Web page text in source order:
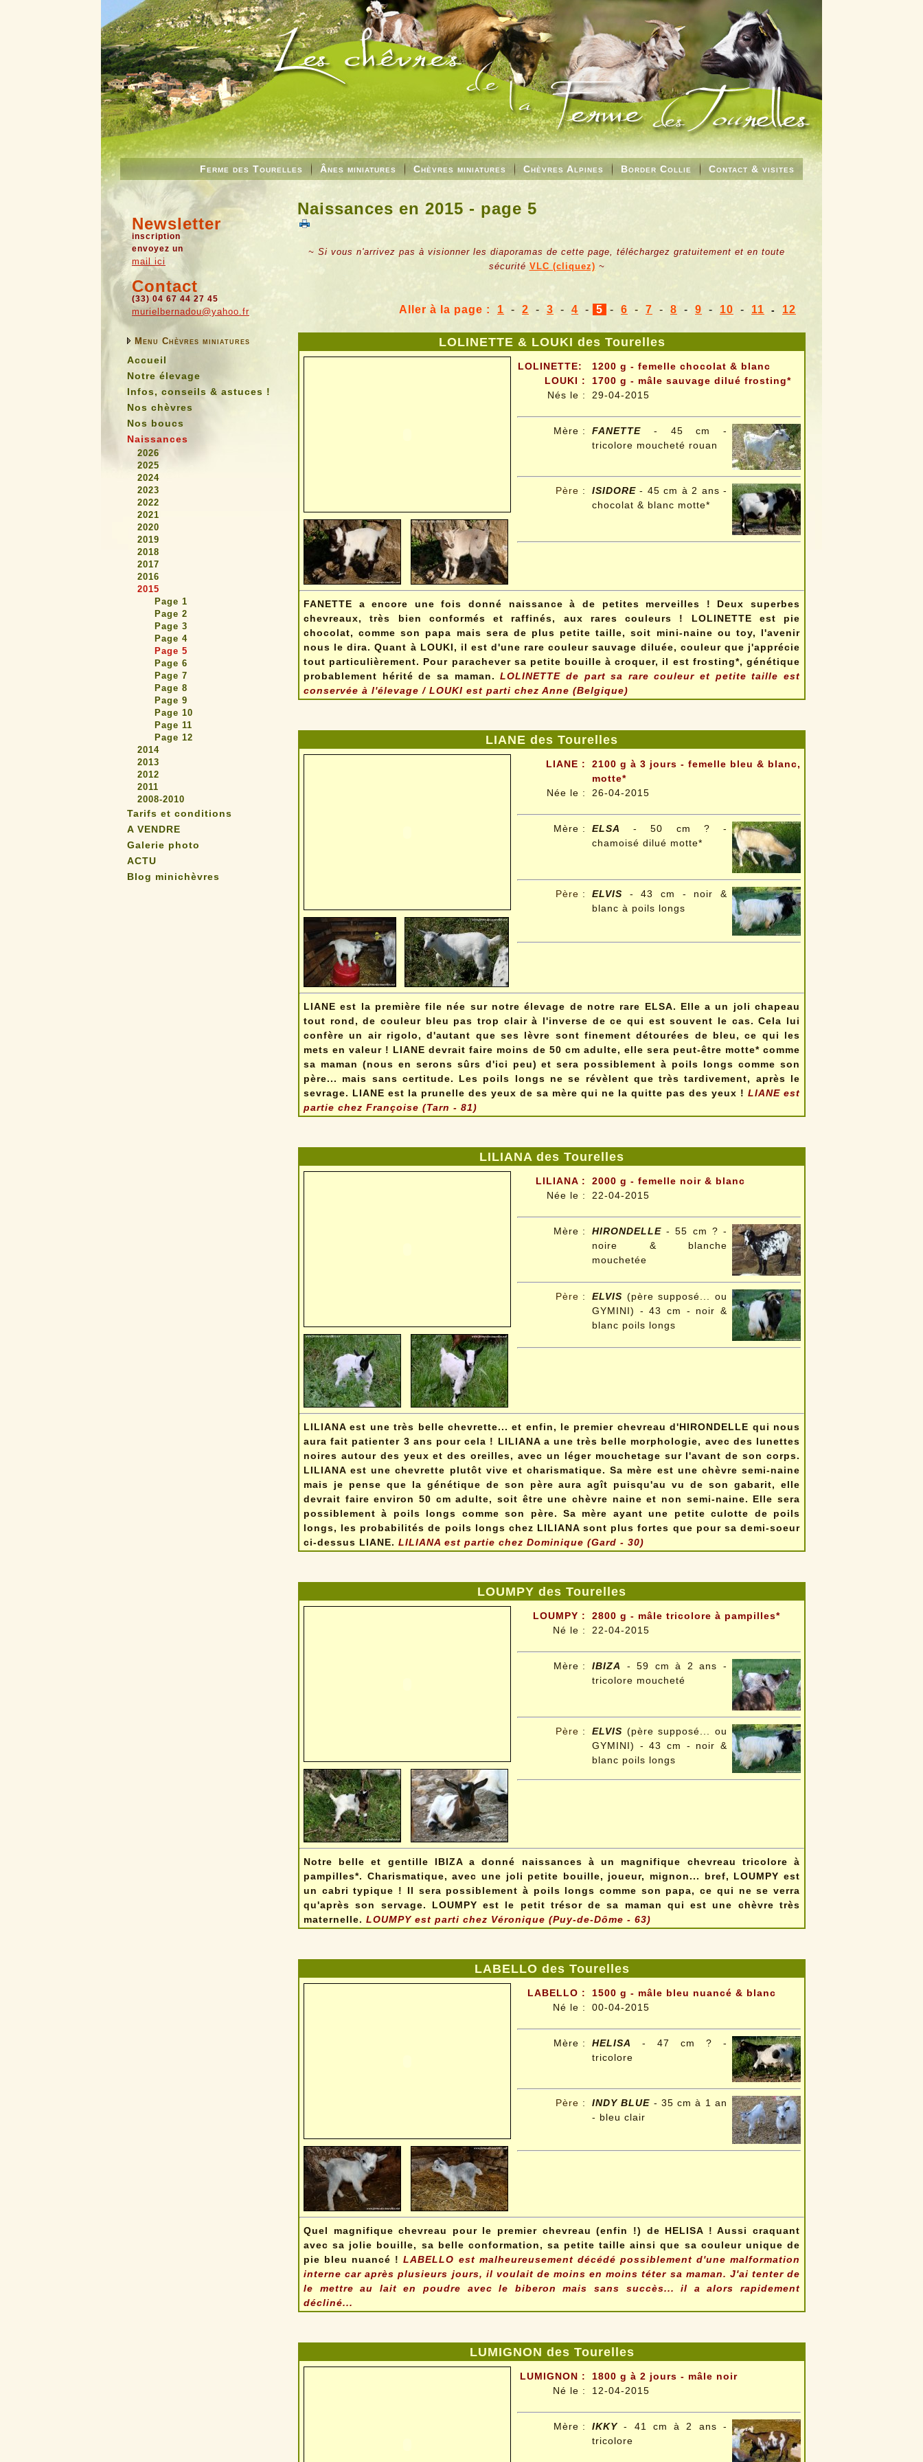
Ferme des Tourelles Ânes miniatures Chèvres miniatures Chèvres Alpines Border Collie Contact & visites
Newsletter
inscription
envoyez un
mail ici
Contact
(33) 04 67 44 27 45
murielbernadou@yahoo.fr
Menu Chèvres miniatures
Accueil
Notre élevage
Infos, conseils & astuces !
Nos chèvres
Nos boucs
Naissances
2026
2025
2024
2023
2022
2021
2020
2019
2018
2017
2016
2015
Page 1
Page 2
Page 3
Page 4
Page 5
Page 6
Page 7
Page 8
Page 9
Page 10
Page 11
Page 12
2014
2013
2012
2011
2008-2010
Tarifs et conditions
A VENDRE
Galerie photo
ACTU
Blog minichèvres
Naissances en 2015 - page 5
~ Si vous n'arrivez pas à visionner les diaporamas de cette page, téléchargez gratuitement et en toute
sécurité VLC (cliquez) ~
Aller à la page : 1 - 2 - 3 - 4 - 5 - 6 - 7 - 8 - 9 - 10 - 11 - 12
LOLINETTE & LOUKI des Tourelles
LOLINETTE:
LOUKI :
Nés le :
1200 g - femelle chocolat & blanc
1700 g - mâle sauvage dilué frosting*
29-04-2015
Mère : FANETTE - 45 cm -
tricolore moucheté rouan
Père : ISIDORE - 45 cm à 2 ans -
chocolat & blanc motte*
FANETTE a encore une fois donné naissance à de petites merveilles ! Deux superbes
chevreaux, très bien conformés et raffinés, aux rares couleurs ! LOLINETTE est pie
chocolat, comme son papa mais sera de plus petite taille, soit mini-naine ou toy, l'avenir
nous le dira. Quant à LOUKI, il est d'une rare couleur sauvage diluée, couleur que j'apprécie
tout particulièrement. Pour parachever sa petite bouille à croquer, il est frosting*, génétique
probablement hérité de sa maman.LOLINETTE de part sa rare couleur et petite taille est
conservée à l'élevage / LOUKI est parti chez Anne (Belgique)
LIANE des Tourelles
LIANE :
Née le :
2100 g à 3 jours - femelle bleu & blanc,
motte*
26-04-2015
Mère : ELSA
- 50 cm ? -
chamoisé dilué motte*
Père : ELVIS - 43 cm - noir &
blanc à poils longs
LIANE est la première file née sur notre élevage de notre rare ELSA. Elle a un joli chapeau
tout rond, de couleur bleu pas trop clair à l'inverse de ce qui est souvent le cas. Cela lui
confère un air rigolo, d'autant que ses lèvre sont finement détourées de bleu, ce qui les
mets en valeur ! LIANE devrait faire moins de 50 cm adulte, elle sera peut-être motte* comme
sa maman (nous en serons sûrs d'ici peu) et sera possiblement à poils longs comme son
père... mais sans certitude. Les poils longs ne se révèlent que très tardivement, après le
sevrage. LIANE est la prunelle des yeux de sa mère qui ne la quitte pas des yeux ! LIANE est
partie chez Françoise (Tarn - 81)
LILIANA des Tourelles
LILIANA :
Née le :
2000 g - femelle noir & blanc
22-04-2015
Mère : HIRONDELLE- 55 cm ? -
noire & blanche
mouchetée
Père : ELVIS (père supposé... ou
GYMINI) - 43 cm - noir &
blanc poils longs
LILIANA est une très belle chevrette... et enfin, le premier chevreau d'HIRONDELLE qui nous
aura fait patienter 3 ans pour cela ! LILIANA a une très belle morphologie, avec des lunettes
noires autour des yeux et des oreilles, avec un léger mouchetage sur l'avant de son corps.
LILIANA est une chevrette plutôt vive et charismatique. Sa mère est une chèvre semi-naine
mais je pense que la génétique de son père aura agît puisqu'au vu de son gabarit, elle
devrait faire environ 50 cm adulte, soit être une chèvre naine et non semi-naine. Elle sera
possiblement à poils longs comme son père. Sa mère ayant une petite culotte de poils
longs, les probabilités de poils longs chez LILIANA sont plus fortes que pour sa demi-soeur
ci-dessus LIANE. LILIANA est partie chez Dominique (Gard - 30)
LOUMPY des Tourelles
LOUMPY :
Né le :
2800 g - mâle tricolore à pampilles*
22-04-2015
Mère : IBIZA
- 59 cm à 2 ans -
tricolore moucheté
Père : ELVIS (père supposé... ou
GYMINI) - 43 cm - noir &
blanc poils longs
Notre belle et gentille IBIZA a donné naissances à un magnifique chevreau tricolore à
pampilles*. Charismatique, avec une joli petite bouille, joueur, mignon... bref, LOUMPY est
un cabri typique ! Il sera possiblement à poils longs comme son papa, ce qui ne se verra
qu'après son servage. LOUMPY est le petit trésor de sa maman qui est une chèvre très
maternelle. LOUMPY est parti chez Véronique (Puy-de-Dôme - 63)
LABELLO des Tourelles
LABELLO :
Né le :
1500 g - mâle bleu nuancé & blanc
00-04-2015
Mère : HELISA
- 47 cm ? -
tricolore
Père : INDY BLUE - 35 cm à 1 an
- bleu clair
Quel magnifique chevreau pour le premier chevreau (enfin !) de HELISA ! Aussi craquant
avec sa jolie bouille, sa belle conformation, sa petite taille ainsi que sa couleur unique de
pie bleu nuancé !LABELLO est malheureusement décédé possiblement d'une malformation
interne car après plusieurs jours, il voulait de moins en moins téter sa maman. J'ai tenter de
le mettre au lait en poudre avec le biberon mais sans succès... il a alors rapidement
décliné...
LUMIGNON des Tourelles
LUMIGNON :
Né le :
1800 g à 2 jours - mâle noir
12-04-2015
Mère : IKKY - 41 cm à 2 ans -
tricolore